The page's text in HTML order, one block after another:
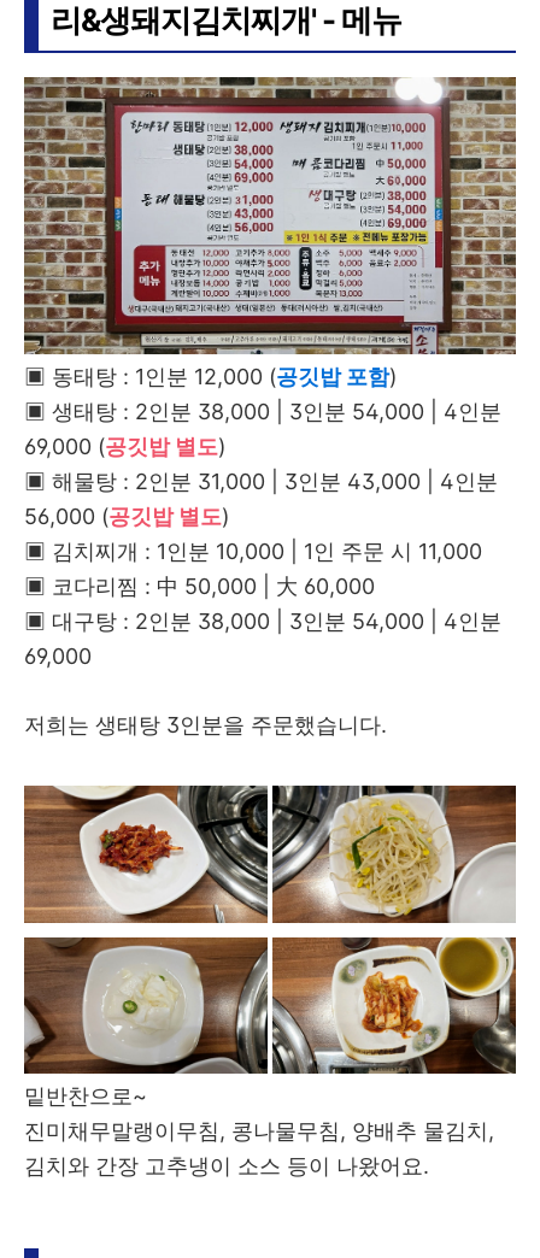
리&생돼지김치찌개' - 메뉴
▣ 동태탕 : 1인분 12,000 (공깃밥 포함)
▣ 생태탕 : 2인분 38,000 | 3인분 54,000 | 4인분
69,000 (공깃밥 별도)
▣ 해물탕 : 2인분 31,000 | 3인분 43,000 | 4인분
56,000 (공깃밥 별도)
▣ 김치찌개 : 1인분 10,000 | 1인 주문 시 11,000
▣ 코다리찜 : 中 50,000 | 大 60,000
▣ 대구탕 : 2인분 38,000 | 3인분 54,000 | 4인분
69,000
저희는 생태탕 3인분을 주문했습니다.
밑반찬으로~
진미채무말랭이무침, 콩나물무침, 양배추 물김치,
김치와 간장 고추냉이 소스 등이 나왔어요.